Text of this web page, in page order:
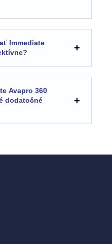
Immediate
Avapro 360
dodatočné